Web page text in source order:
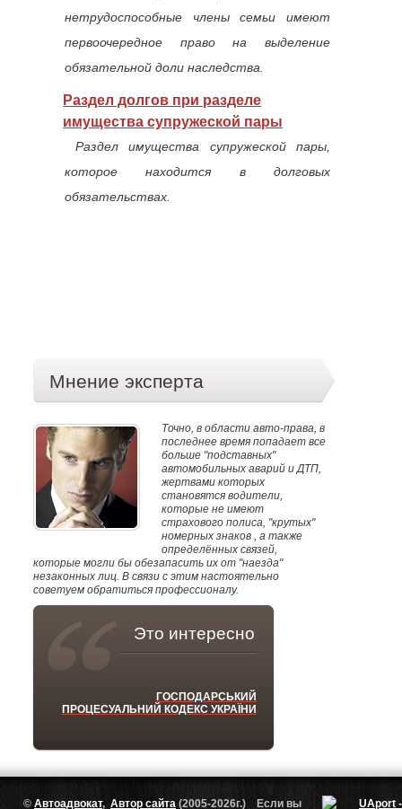
нетрудоспособные члены семьи имеют
первоочередное право на выделение
обязательной доли наследства.
Раздел долгов при разделе
имущества супружеской пары
Раздел имущества супружеской пары,
которое находится в долговых
обязательствах.
Мнение эксперта
Точно, в области авто-права, в
последнее время попадает все
больше "подставных"
автомобильных аварий и ДТП,
жертвами которых
становятся водители,
которые не имеют
страхового полиса, "крутых"
номерных знаков , а также
определённых связей,
которые могли бы обезапасить их от "наезда"
незаконных лиц. В связи с этим настоятельно
советуем обратиться профессионалу.
Это интересно
ГОСПОДАРСЬКИЙ
ПРОЦЕСУАЛЬНИЙ КОДЕКС УКРАЇНИ
© Автоадвокат, Автор сайта (2005-2026г.) Если вы